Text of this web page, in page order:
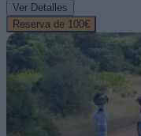
Ver Detalles
Reserva de 100€